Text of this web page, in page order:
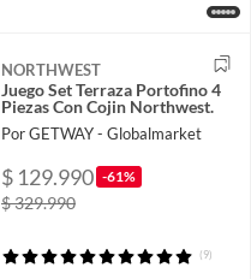
NORTHWEST
Juego Set Terraza Portofino 4
Piezas Con Cojin Northwest.
Por GETWAY - Globalmarket
$ 129.990 -61%
$ 329.990
(9)